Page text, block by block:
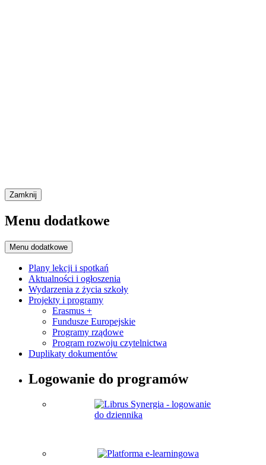
Zamknij
Menu dodatkowe
Menu dodatkowe
Plany lekcji i spotkań
Aktualności i ogłoszenia
Wydarzenia z życia szkoły
Projekty i programy
Erasmus +
Fundusze Europejskie
Programy rządowe
Program rozwoju czytelnictwa
Duplikaty dokumentów
Logowanie do programów